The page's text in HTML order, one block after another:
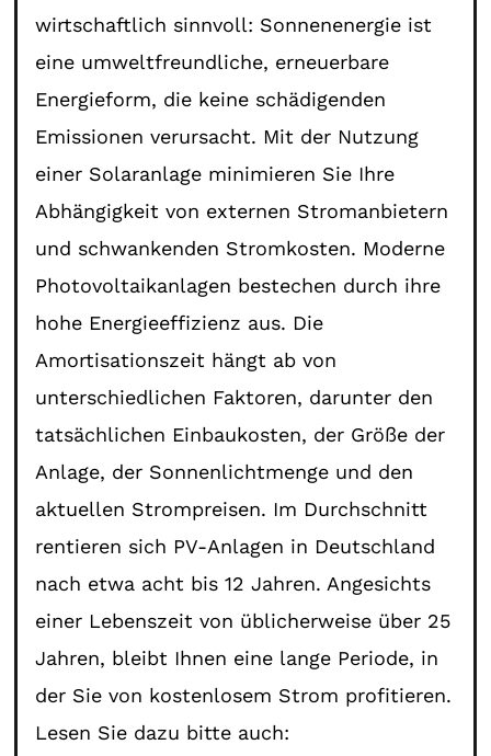
wirtschaftlich sinnvoll: Sonnenenergie ist
eine umweltfreundliche, erneuerbare
Energieform, die keine schädigenden
Emissionen verursacht. Mit der Nutzung
einer Solaranlage minimieren Sie Ihre
Abhängigkeit von externen Stromanbietern
und schwankenden Stromkosten. Moderne
Photovoltaikanlagen bestechen durch ihre
hohe Energieeffizienz aus. Die
Amortisationszeit hängt ab von
unterschiedlichen Faktoren, darunter den
tatsächlichen Einbaukosten, der Größe der
Anlage, der Sonnenlichtmenge und den
aktuellen Strompreisen. Im Durchschnitt
rentieren sich PV-Anlagen in Deutschland
nach etwa acht bis 12 Jahren. Angesichts
einer Lebenszeit von üblicherweise über 25
Jahren, bleibt Ihnen eine lange Periode, in
der Sie von kostenlosem Strom profitieren.
Lesen Sie dazu bitte auch: